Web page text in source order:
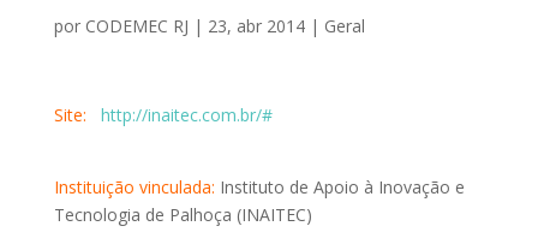
por CODEMEC RJ | 23, abr 2014| Geral
Site: http://inaitec.com.br/#
Instituição vinculada: Instituto de Apoio à Inovação e
Tecnologia de Palhoça (INAITEC)